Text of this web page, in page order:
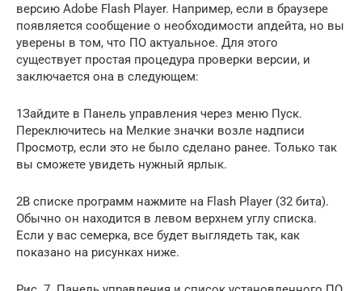
версию Adobe Flash Player. Например, если в браузере
появляется сообщение о необходимости апдейта, но вы
уверены в том, что ПО актуальное. Для этого
существует простая процедура проверки версии, и
заключается она в следующем:
1Зайдите в Панель управления через меню Пуск.
Переключитесь на Мелкие значки возле надписи
Просмотр, если это не было сделано ранее. Только так
вы сможете увидеть нужный ярлык.
2В списке программ нажмите на Flash Player (32 бита).
Обычно он находится в левом верхнем углу списка.
Если у вас семерка, все будет выглядеть так, как
показано на рисунках ниже.